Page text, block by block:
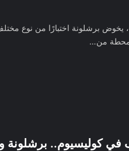
يخوض برشلونة اختبارًا من نوع
محطة من…
في كوليسيوم.. برشلونة